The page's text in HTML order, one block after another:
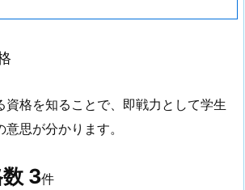
資格を知ることで、即戦力として学生
思が分かります。
3件